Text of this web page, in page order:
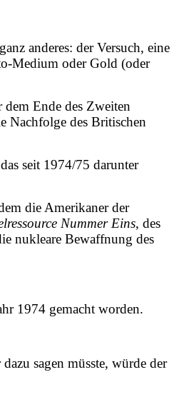
anderes: der Versuch, eine
Medium oder Gold (oder
dem Ende des Zweiten
Nachfolge des Britischen
seit 1974/75 darunter
die Amerikaner der
Nummer Eins, des
nukleare Bewaffnung des
1974 gemacht worden.
sagen müsste, würde der